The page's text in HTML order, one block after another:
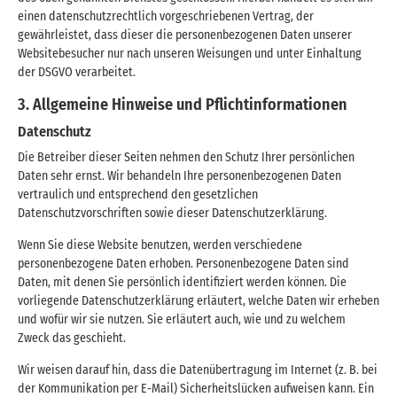
einen datenschutzrechtlich vorgeschriebenen Vertrag, der
gewährleistet, dass dieser die personenbezogenen Daten unserer
Websitebesucher nur nach unseren Weisungen und unter Einhaltung
der DSGVO verarbeitet.
3. Allgemeine Hinweise und Pflicht­informationen
Datenschutz
Die Betreiber dieser Seiten nehmen den Schutz Ihrer persönlichen
Daten sehr ernst. Wir behandeln Ihre personenbezogenen Daten
vertraulich und entsprechend den gesetzlichen
Datenschutzvorschriften sowie dieser Datenschutzerklärung.
Wenn Sie diese Website benutzen, werden verschiedene
personenbezogene Daten erhoben. Personenbezogene Daten sind
Daten, mit denen Sie persönlich identifiziert werden können. Die
vorliegende Datenschutzerklärung erläutert, welche Daten wir erheben
und wofür wir sie nutzen. Sie erläutert auch, wie und zu welchem
Zweck das geschieht.
Wir weisen darauf hin, dass die Datenübertragung im Internet (z. B. bei
der Kommunikation per E-Mail) Sicherheitslücken aufweisen kann. Ein